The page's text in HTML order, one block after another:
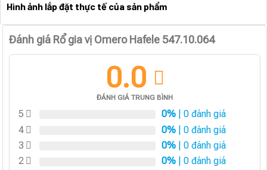
Hình ảnh lắp đặt thực tế của sản phẩm
Đánh giá Rổ gia vị Omero Hafele 547.10.064
0.0
ĐÁNH GIÁ TRUNG BÌNH
5 0% | 0 đánh giá
4
0% | 0 đánh giá
3
0% | 0 đánh giá
2
0% | 0 đánh giá